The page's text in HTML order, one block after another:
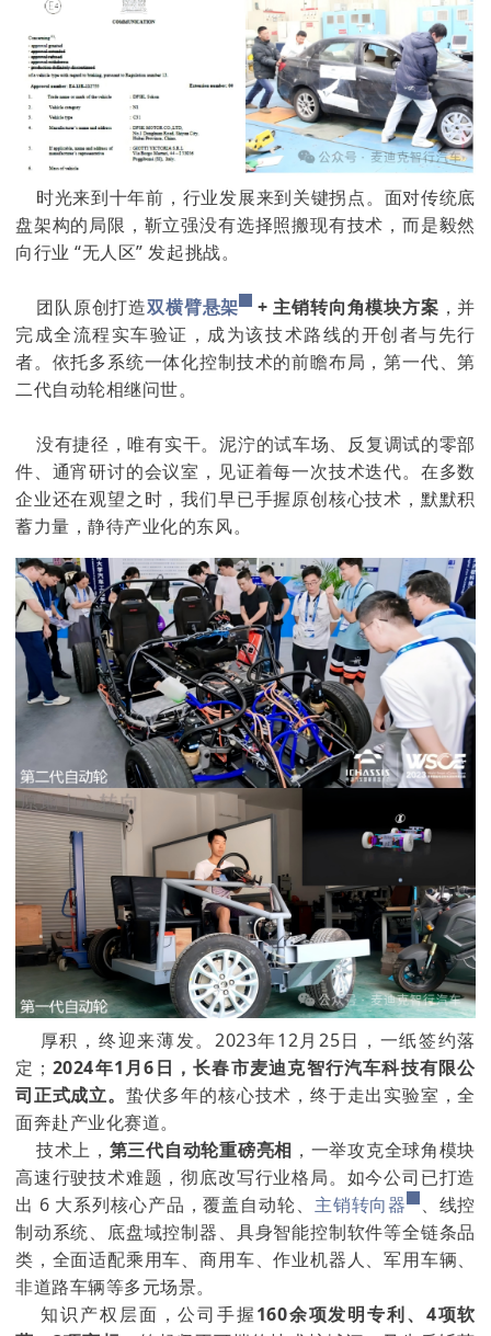
时光来到十年前，行业发展来到关键拐点。面对传统底
盘架构的局限，靳立强没有选择照搬现有技术，而是毅然
向行业 “无人区” 发起挑战。
团队原创打造双横臂悬架 + 主销转向角模块方案 ，并
完成全流程实车验证，成为该技术路线的开创者与先行
者。依托多系统一体化控制技术的前瞻布局，第一代、第
二代自动轮相继问世。
没有捷径，唯有实干。泥泞的试车场、反复调试的零部
件、通宵研讨的会议室，见证着每一次技术迭代。在多数
企业还在观望之时，我们早已手握原创核心技术，默默积
蓄力量，静待产业化的东风。
厚积，终迎来薄发。2023年12月25日，一纸签约落
定； 2024年1月6日，长春市麦迪克智行汽车科技有限公
司正式成立。 蛰伏多年的核心技术，终于走出实验室，全
面奔赴产业化赛道。
技术上， 第三代自动轮重磅亮相 ，一举攻克全球角模块
高速行驶技术难题，彻底改写行业格局。如今公司已打造
出 6 大系列核心产品，覆盖自动轮、 主销转向器
、线控
制动系统、底盘域控制器、具身智能控制软件等全链条品
类，全面适配乘用车、商用车、作业机器人、军用车辆、
非道路车辆等多元场景。
知识产权层面，公司手握160余项发明专利、4项软